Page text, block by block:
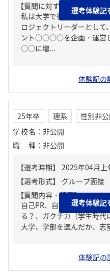
【質問に対する回答1】
私は大学で行った○○に関
ロジェクトリーダーとし
ント○○○○を企画・運営
○○に増...
選考体験記
体験記の
25年卒 理系
性別非
学校名 ： 非公開
職種 ： 非公開
【質問内容・課題】
自己PR、自分の強み/弱み
る？、ガクチカ（学生時
大学、学部を選んだか、志
選考体験記
体験記の